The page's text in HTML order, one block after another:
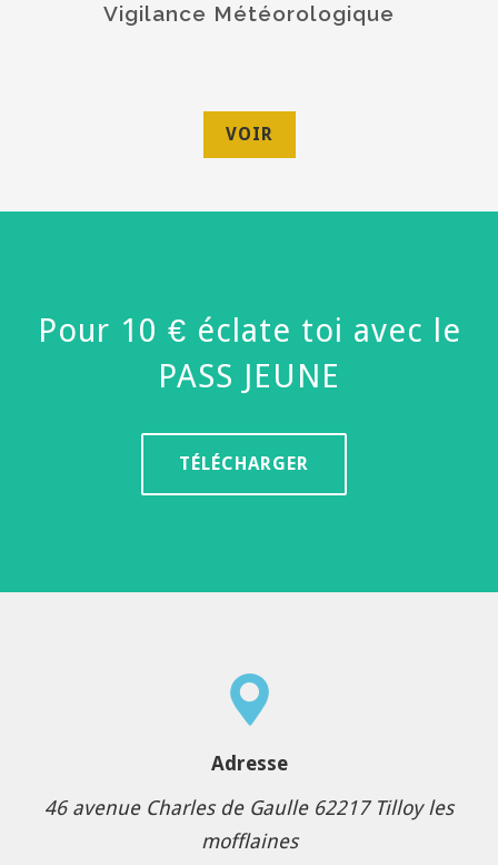
Vigilance Météorologique
VOIR
Pour 10 € éclate toi avec le
PASS JEUNE
TÉLÉCHARGER
Adresse
46 avenue Charles de Gaulle 62217 Tilloy les
mofflaines